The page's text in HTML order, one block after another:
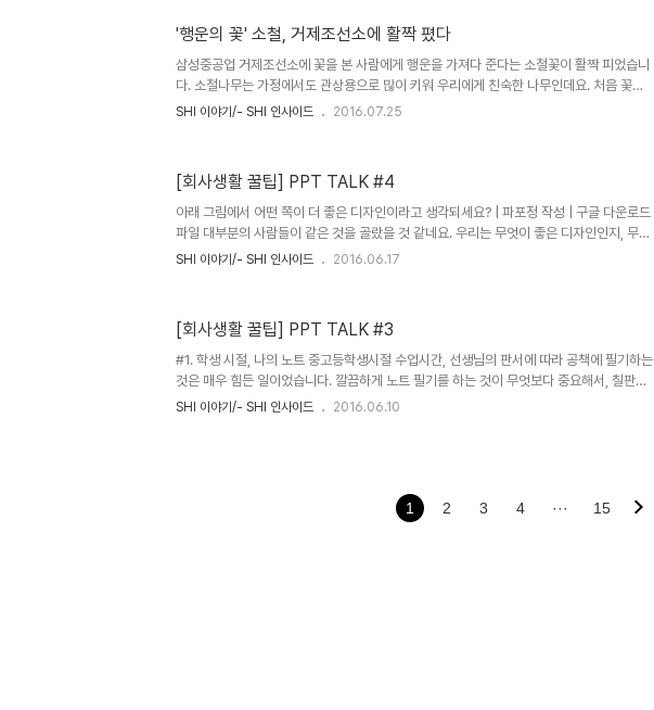
임시 주주총회를 열고 그룹내 중공업 계열사 3사의 통합을 결의해 삼성중공업이 탄생했습
니다. 각기 다른 3개의 회사가 합병했기 때문에 창립기념일은 3사 합병일인 10월 19일로
정했습니다. ..
'행운의 꽃' 소철, 거제조선소에 활짝 폈다
삼성중공업 거제조선소에 꽃을 본 사람에게 행운을 가져다 준다는 소철꽃이 활짝 피었습니
다. 소철나무는 가정에서도 관상용으로 많이 키워 우리에게 친숙한 나무인데요. 처음 꽃을
피우기 위해서는 50~100년이 걸리기 때문에 꽃을 볼 기회가 매우 적다고 합니다. 백년에
러브 모양으로 꽃이 피었는데, 손에 들어온 행운을 꽉~ 잡으라는 뜻이 아닐까 합니다.^^ 소
철나무는 은행나무, 메타세콰이어와 함께 살아있는 화석으로 불립니다. 공룡이 뛰어놀던
중..
SHI 이야기/- SHI 인사이드 2016.07.25
[회사생활 꿀팁] PPT TALK #4
아래 그림에서 어떤 쪽이 더 좋은 디자인이라고 생각되세요? | 파포정 작성 | 구글 다운로드
파일 대부분의 사람들이 같은 것을 골랐을 것 같네요. 우리는 무엇이 좋은 디자인인지, 무엇
이 안 좋은 디자인인지 알고 있습니다. 하지만 도대체 어떤 점 때문인지 한눈에 파악하기는
같은 색깔, 같은 글자체를 쓰더라도 레이아웃만 잘 짜면 (=배치만 잘하면) 깔끔하고 보기에
도 편해 보입니다. 표, 그림, 텍스트 상자, 도형 등 모든 개체는 적절한 곳에 배..
SHI 이야기/- SHI 인사이드 2016.06.17
[회사생활 꿀팁] PPT TALK #3
#1. 학생 시절, 나의 노트 중고등학생시절 수업시간, 선생님의 판서에 따라 공책에 필기하는
것은 매우 힘든 일이었습니다. 깔끔하게 노트 필기를 하는 것이 무엇보다 중요해서, 칠판을
보고 한번 더 정리해서 공책에 적다보면 수업 진도는 이미 두장 뒤로 넘어가 있었기 때문이
만 레이아웃 자유롭게 하고, 제목과 본문의 글자 크기를 달리하였습니다. 지금 생각해보니,
SHI 이야기/- SHI 인사이드 2016.06.10
1 2 3 4 ··· 15